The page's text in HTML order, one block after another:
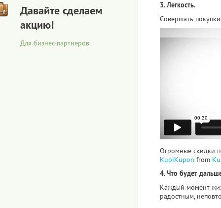
Давайте сделаем
акцию!
Для бизнес-партнеров
3. Легкость.
Совершать
Огромные скидки
KupiKupon from
4. Что будет
Каждый момент
радостным,